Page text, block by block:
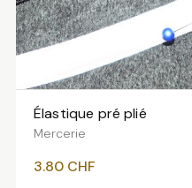
VOIR LES
Élastique pré plié
Mercerie
3.80 CHF